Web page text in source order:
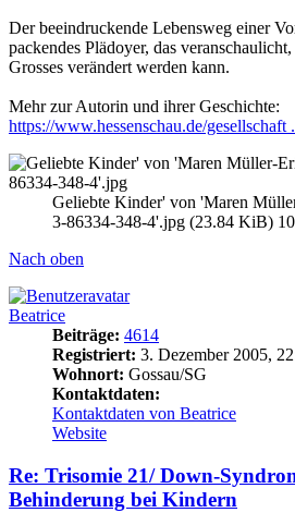
Der beeindruckende Lebensweg einer
packendes Plädoyer, das
Grosses verändert werden kann.
Mehr zur Autorin und ihrer Geschichte:
https://www.hessenschau.de/gesellschaft
Geliebte Kinder' von 'Maren
3-86334-348-4'.jpg (23.84 KiB)
Nach oben
Beatrice
Beiträge: 4614
Registriert: 3. Dezember 2005,
Wohnort: Gossau/SG
Kontaktdaten:
Kontaktdaten von Beatrice
Website
Re: Trisomie 21/ Down-
Behinderung bei Kindern